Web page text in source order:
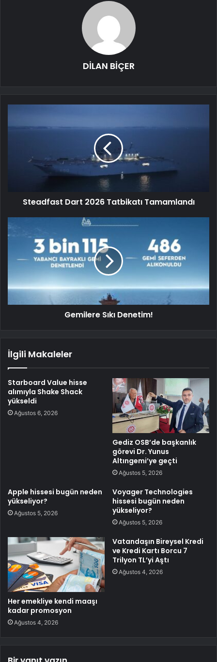
DİLAN BİÇER
Steadfast Dart 2026 Tatbikatı Tamamlandı
Gemilere Sıkı Denetim!
İlgili Makaleler
Starboard Value hisse
alımıyla Shake Shack
yükseldi
Ağustos 6, 2026
Gediz OSB’de başkanlık
görevi Dr. Yunus
Altıngemi’ye geçti
Ağustos 5, 2026
Apple hissesi bugün neden
yükseliyor?
Ağustos 5, 2026
Voyager Technologies
hissesi bugün neden
yükseliyor?
Ağustos 5, 2026
Her emekliye kendi maaşı
kadar promosyon
Ağustos 4, 2026
Vatandaşın Bireysel Kredi
ve Kredi Kartı Borcu 7
Trilyon TL’yi Aştı
Ağustos 4, 2026